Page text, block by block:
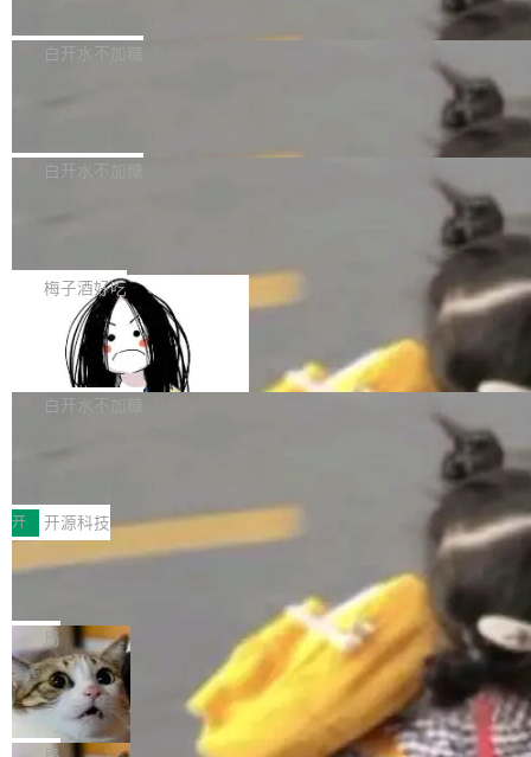
员工参与设立的专项资产管理计划。其中，Dee
获配9...
一个回归问题，该问题导致拉取镜像时会拒绝包
题，该问题可能导致在旧版 Linux 内核...
e 孵化器项目管理委员会（IPMC）投票中获得
P）！这一里程碑不仅标志着 Fluss 迈入新的发
白开水不加糖
长期停止内容更新，未能实现其作为“AI版维基百
提交的编辑请求也长期处于待处理状态。 Groki
pedia 于去年底上线，定位为由人工智能生成内
容的百科平台，被马斯克视为传统众包百科网站
维基百科的替代方案。Lawfare 调查发现，无论
热门页面还是低关注度页面，均未出现近期更
白开水不加糖
是这样的：配 MessageSource 的 Bean、写 R
eloadableResourceBundleMessageSource、
声明 LocaleResolver、注册 LocaleChangeInt
erceptor…五六步之后才能看到第一行翻译文
本。 Solon 换了个方式。整个 i18n 模块围绕三
梅子酒好吃
Apache Doris 4.1 全面增强 Iceberg：
支持 UPDATE、MERGE INTO 与 Iceb
erg V3
Apache Doris 4.1 要补齐的，正是缺失的那一
半。在已有查询能力的基础上，Doris 进一步支
常维护操作，并完整支持 Iceberg V3 格式。
白开水不加糖
村国家自主创新示范区会议中心开幕。本届大会
由中关村智联软件服务业质量创新联盟主办，以
“智构可信·质创未来——AI原生时代的质量新范
式”为主题，直面AI从实验室走向规模化产业落地
的核心质量命题。会上，《2026智能研发生产力
工具选型手册》发布，Testin云测的Testin XAge
nt智能测试系统入选AI测试领域代表产品。对CI
O而言，这提示了一个转变：AI测试正在从效率
工具升级为企业的质量基础设施。 CIO面对的新
开 开源科技
让非法状态不可表示：一篇关于 ADT
有一种东西，一旦用过就回不去了。Alex Fedos
eev 管它叫"软件设计的基石"。 他说的东西不新
鲜——代数数据类型（ADT），尤其是和类型
（sum type）。但他说清楚了一件事：这不是类
型系统的学术体操，是日常编码的思维方式。 文
章从一个简单的例子切入。一个网站的深色主题
局
Cloudflare 开源内部企业 AI 平台 Clou
dflare OS
Cloudflare 发布了一个开源项目 Cloudflare O
S。如果你只看官方博客，你会觉得这是又一